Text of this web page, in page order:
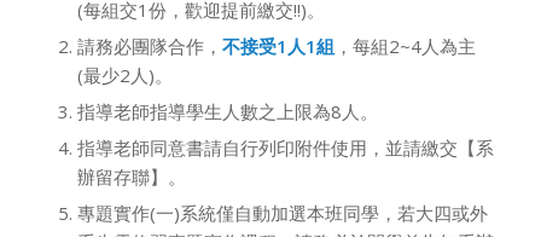
(每組交1份，歡迎提前繳交!!)。
請務必團隊合作， 不接受1人1組 ，每組2~4人為主
(最少2人)。
指導老師指導學生人數之上限為8人。
指導老師同意書請自行列印附件使用，並請繳交【系
辦留存聯】。
專題實作(一)系統僅自動加選本班同學，若大四或外